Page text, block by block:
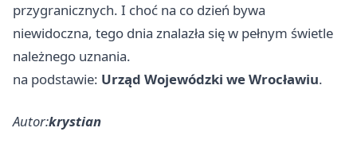
przygranicznych. I choć na co dzień bywa
niewidoczna, tego dnia znalazła się w pełnym świetle
należnego uznania.
na podstawie: Urząd Wojewódzki we Wrocławiu.
Autor:krystian